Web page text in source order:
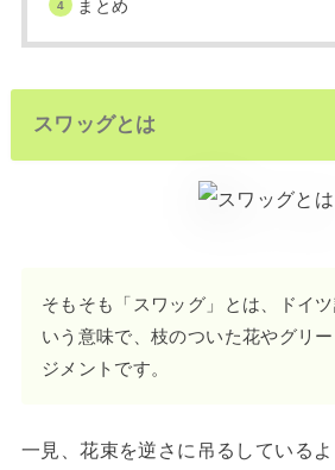
まとめ
スワッグとは
そもそも「スワッグ」とは、ドイ
いう意味で、枝のついた花やグリ
ジメントです。
一見、花束を逆さに吊るしている